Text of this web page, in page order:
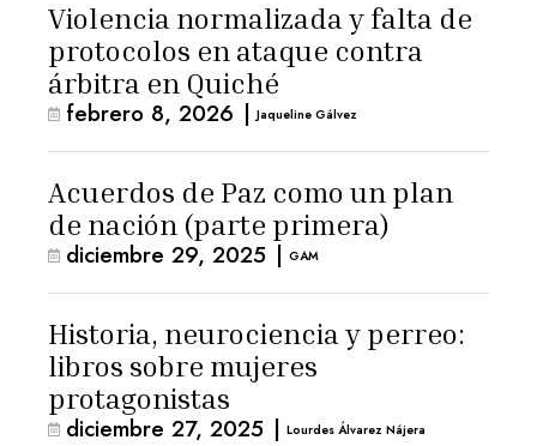
Violencia normalizada y falta de
protocolos en ataque contra
árbitra en Quiché
febrero 8, 2026 | Jaqueline Gálvez
Acuerdos de Paz como un plan
de nación (parte primera)
diciembre 29, 2025 | GAM
Historia, neurociencia y perreo:
libros sobre mujeres
protagonistas
diciembre 27, 2025 | Lourdes Álvarez Nájera